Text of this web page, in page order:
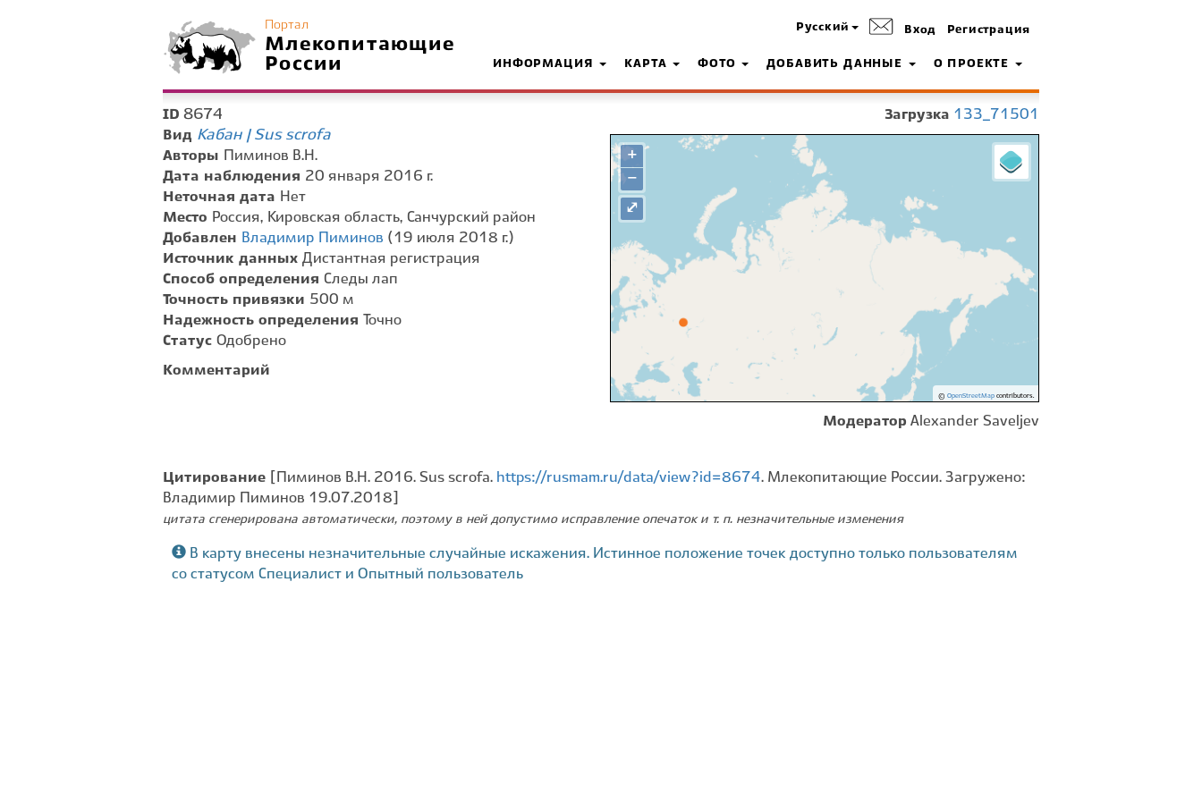
Портал
Млекопитающие
России
Русский Вход Регистрация
ИНФОРМАЦИЯ КАРТА ФОТО ДОБАВИТЬ ДАННЫЕ О ПРОЕКТЕ
ID 8674
Вид Кабан | Sus scrofa
Авторы
Пиминов В.Н.
Дата наблюдения 20 января 2016 г.
Неточная дата Нет
Место Россия, Кировская область, Санчурский район
Добавлен Владимир Пиминов (19 июля 2018 г.)
Источник данных Дистантная регистрация
Способ определения Следы лап
Точность привязки 500 м
Надежность определения
Точно
Статус Одобрено
Комментарий
Загрузка 133_71501
+
−
© OpenStreetMapcontributors.
⤢
Модератор Alexander Saveljev
Цитирование [Пиминов В.Н. 2016. Sus scrofa. https://rusmam.ru/data/view?id=8674. Млекопитающие России. Загружено:
Владимир Пиминов 19.07.2018]
цитата сгенерирована автоматически, поэтому в ней допустимо исправление опечаток и т. п. незначительные изменения
В карту внесены незначительные случайные искажения. Истинное положение точек доступно только пользователям
со статусом Специалист и Опытный пользователь